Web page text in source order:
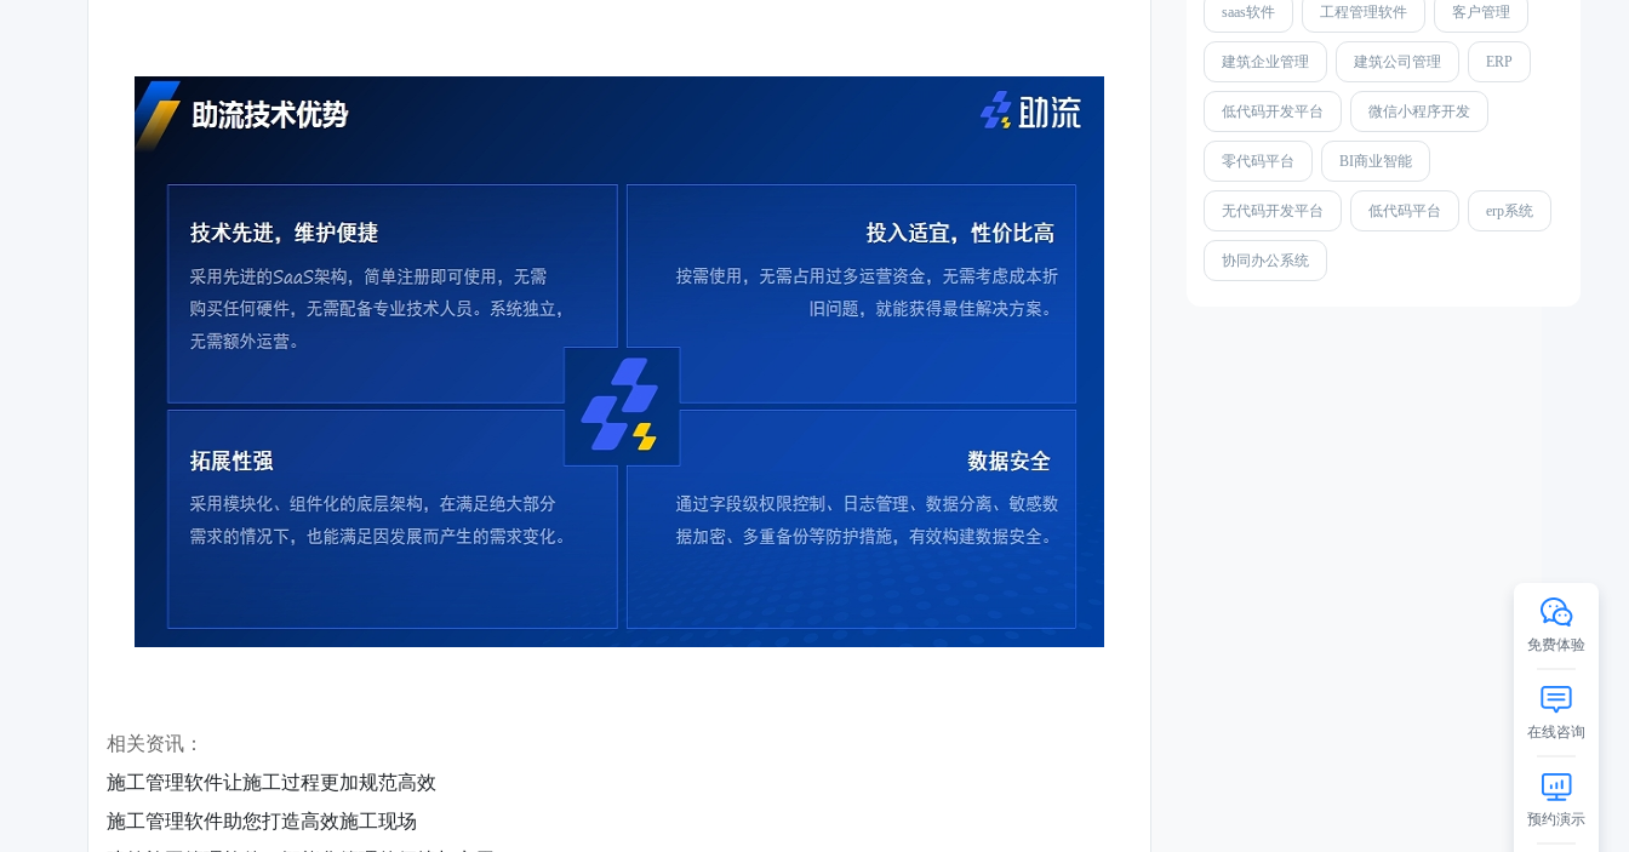
相关资讯：
施工管理软件让施工过程更加规范高效
施工管理软件助您打造高效施工现场
saas软件 工程管理软件 客户管理
建筑企业管理 建筑公司管理 ERP
低代码开发平台 微信小程序开发
零代码平台 BI商业智能
无代码开发平台 低代码平台 erp系统
协同办公系统
免费体验
在线咨询
预约演示